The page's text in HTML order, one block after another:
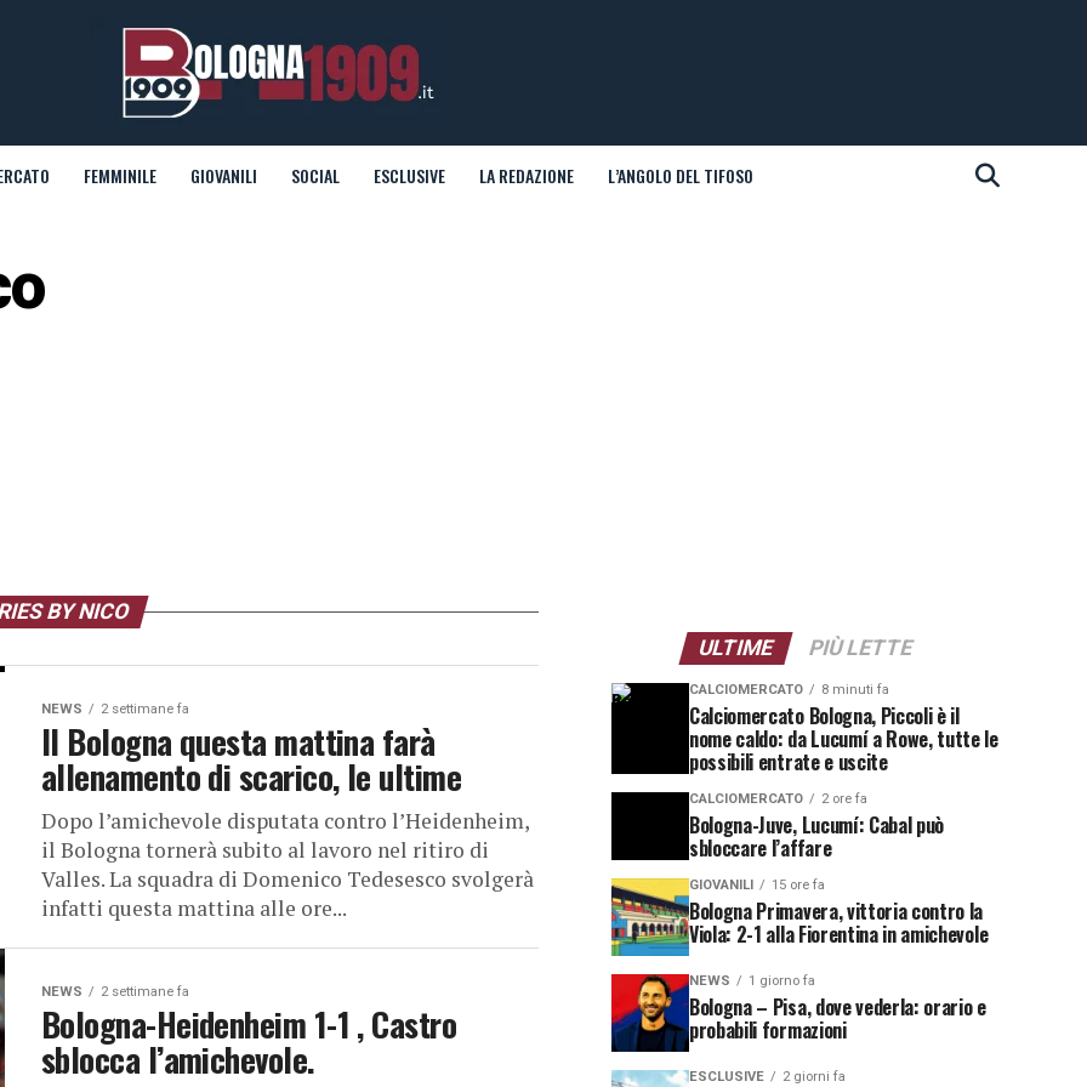
FEMMINILE GIOVANILI SOCIAL ESCLUSIVE LA REDAZIONE L’ANGOLO DEL TIFOSO
BY NICO
NEWS 2 settimane fa
Il Bologna questa mattina farà
allenamento di scarico, le ultime
Dopo l’amichevole disputata contro l’Heidenheim,
il Bologna tornerà subito al lavoro nel ritiro di
Valles. La squadra di Domenico Tedesesco svolgerà
infatti questa mattina alle ore...
NEWS 2 settimane fa
Bologna-Heidenheim 1-1 , Castro
sblocca l’amichevole.
ULTIME PIÙ LETTE
CALCIOMERCATO 8 minuti fa
Calciomercato Bologna, Piccoli è il
nome caldo: da Lucumí a Rowe, tutte le
possibili entrate e uscite
CALCIOMERCATO 2 ore fa
Bologna-Juve, Lucumí: Cabal può
sbloccare l’affare
GIOVANILI 15 ore fa
Bologna Primavera, vittoria contro la
Viola: 2-1 alla Fiorentina in amichevole
NEWS 1 giorno fa
Bologna – Pisa, dove vederla: orario e
probabili formazioni
ESCLUSIVE 2 giorni fa